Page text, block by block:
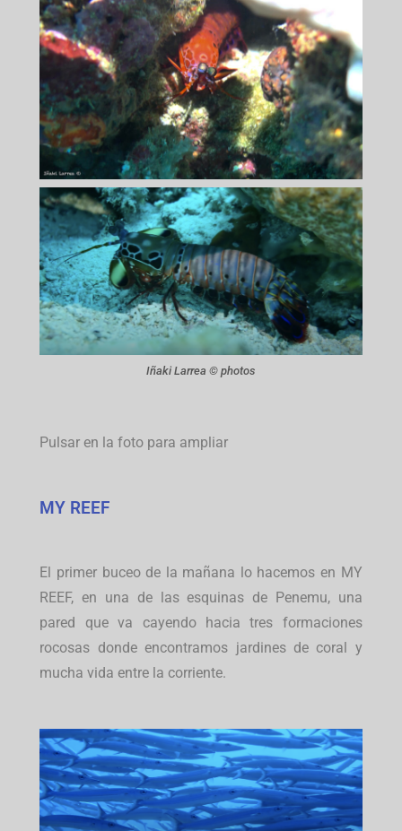
Iñaki Larrea © photos
Pulsar en la foto para ampliar
MY REEF
El primer buceo de la mañana lo hacemos en MY
REEF, en una de las esquinas de Penemu, una
pared que va cayendo hacia tres formaciones
rocosas donde encontramos jardines de coral y
mucha vida entre la corriente.